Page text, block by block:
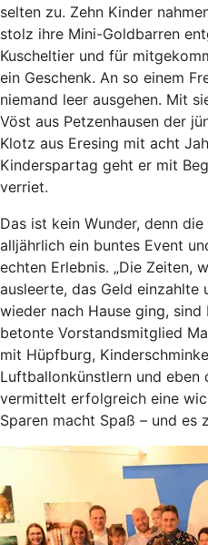
selten zu. Zehn Kinder
stolz ihre Mini-Goldbarren
Kuscheltier und für
ein Geschenk. An so einem
niemand leer ausgehen. Mit
Vöst aus Petzenhausen der
Klotz aus Eresing mit acht
Kinderspartag geht er mit
verriet.
Das ist kein Wunder, denn
alljährlich ein buntes Event
echten Erlebnis. „Die Zeiten,
ausleerte, das Geld einzahlte
wieder nach Hause ging, sind
betonte Vorstandsmitglied
mit Hüpfburg,
Luftballonkünstlern und eben
vermittelt erfolgreich eine
Sparen macht Spaß – und es